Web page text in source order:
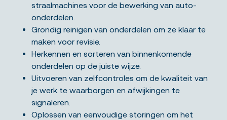
straalmachines voor de bewerking van auto-
onderdelen.
Grondig reinigen van onderdelen om ze klaar te
maken voor revisie.
Herkennen en sorteren van binnenkomende
onderdelen op de juiste wijze.
Uitvoeren van zelfcontroles om de kwaliteit van
je werk te waarborgen en afwijkingen te
signaleren.
Oplossen van eenvoudige storingen om het